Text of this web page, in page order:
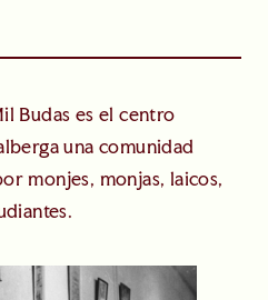
Budas es el centro
una comunidad
monjes, monjas, laicos,